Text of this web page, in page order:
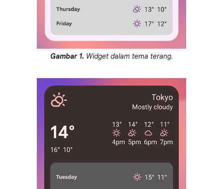
Gambar 1. Widget dalam tema terang.